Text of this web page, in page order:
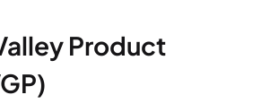
Product